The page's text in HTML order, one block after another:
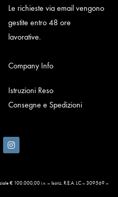
Le richieste via email vengono
gestite entro 48 ore
lavorative.
Company Info
Istruzioni Reso
Consegne e Spedizioni
€ 100.000,00 i.v. – Iscriz. R.E.A. LC – 309569 –